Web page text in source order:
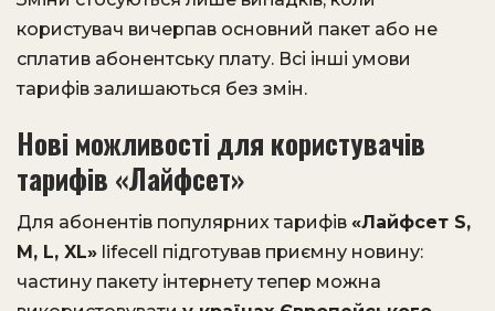
користувач вичерпав основний пакет або не
сплатив абонентську плату. Всі інші умови
тарифів залишаються без змін.
Нові можливості для користувачів
тарифів «Лайфсет»
Для абонентів популярних тарифів «Лайфсет S,
M, L, XL» lifecell підготував приємну новину:
частину пакету інтернету тепер можна